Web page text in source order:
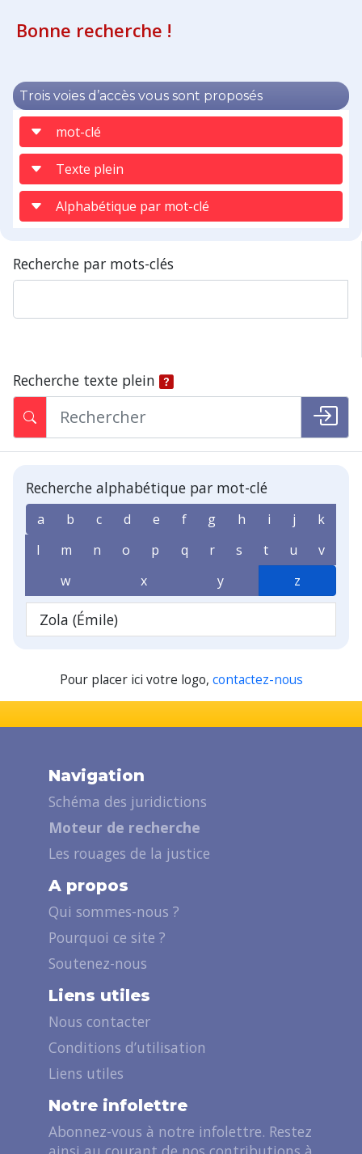
Bonne recherche !
Trois voies d’accès vous sont proposés
mot-clé
Texte plein
Alphabétique par mot-clé
Recherche par mots-clés
Recherche texte plein
Recherche alphabétique par mot-clé
a b c d e f g h i j
k
l
m n o p q r s t u
v
w
x y z
Zola (Émile)
Pour placer ici votre logo, contactez-nous
Navigation
Schéma des juridictions
Moteur de recherche
Les rouages de la justice
A propos
Qui sommes-nous ?
Pourquoi ce site ?
Soutenez-nous
Liens utiles
Nous contacter
Conditions d’utilisation
Liens utiles
Notre infolettre
Abonnez-vous à notre infolettre. Restez